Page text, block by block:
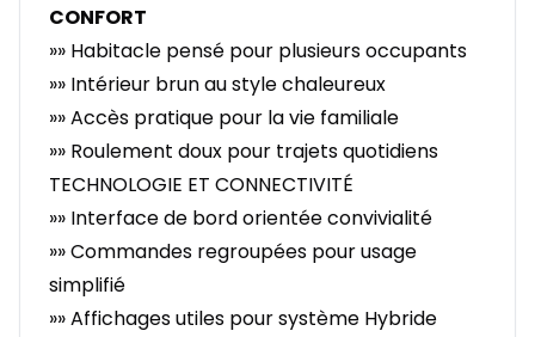
CONFORT
»» Habitacle pensé pour plusieurs occupants
»» Intérieur brun au style chaleureux
»» Accès pratique pour la vie familiale
»» Roulement doux pour trajets quotidiens
TECHNOLOGIE ET CONNECTIVITÉ
»» Interface de bord orientée convivialité
»» Commandes regroupées pour usage
simplifié
»» Affichages utiles pour système Hybride